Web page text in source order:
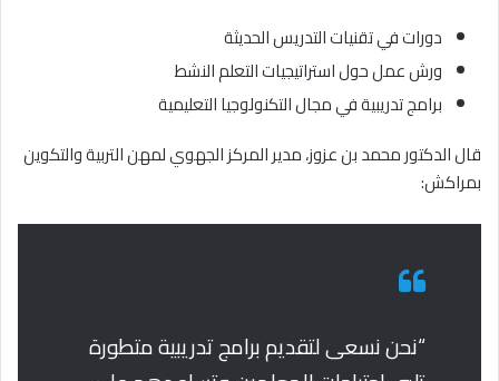
دورات في تقنيات التدريس الحديثة
ورش عمل حول استراتيجيات التعلم النشط
برامج تدريبية في مجال التكنولوجيا التعليمية
قال الدكتور محمد بن عزوز، مدير المركز الجهوي لمهن التربية والتكوين
بمراكش:
“نحن نسعى لتقديم برامج تدريبية متطورة